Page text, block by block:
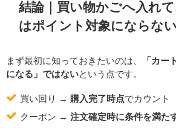
結論｜買い物かごへ入れ
はポイント対象にならない
まず最初に知っておきたいのは、
「カー
になる」ではない という点です。
買い回り → 購入完了時点でカウント
クーポン → 注文確定時に条件を満た